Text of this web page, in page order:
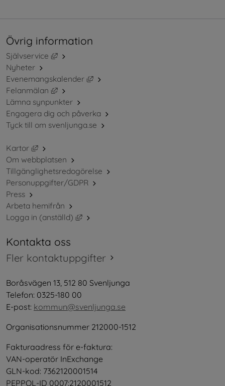
Övrig information
Självservice
Länk till annan webbplats, öppnas i nytt fönster.
Nyheter
Evenemangskalender
Länk till annan webbplats, öppnas i
Felanmälan
Länk till annan webbplats, öppnas i nytt fönster.
Lämna synpunkter
Engagera dig och påverka
Tyck till om svenljunga.se
Kartor
Länk till annan webbplats, öppnas i nytt fönster.
Om webbplatsen
Tillgänglighetsredogörelse
Personuppgifter/GDPR
Press
Arbeta hemifrån
Logga in (anställd)
Länk till annan webbplats, öppnas i nytt
Kontakta oss
Fler kontaktuppgifter
Boråsvägen 13, 512 80 Svenljunga
Telefon: 0325-180 00
E-post: kommun@svenljunga.se
Organisationsnummer 212000-1512
Fakturaadress för e-faktura:
VAN-operatör InExchange
GLN-kod: 7362120001514
PEPPOL-ID 0007:2120001512